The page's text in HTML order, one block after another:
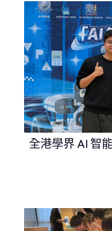
全港學界 AI 智